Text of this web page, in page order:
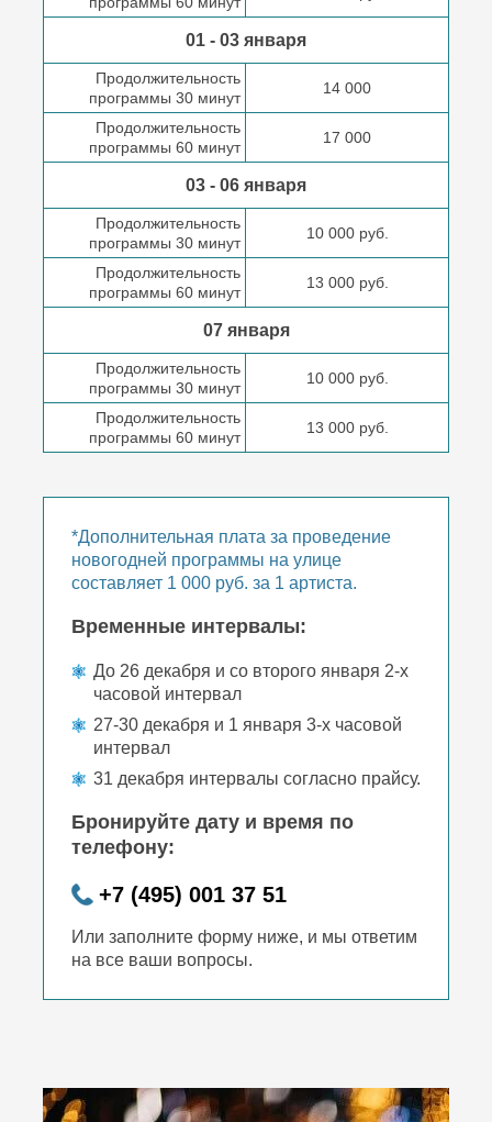
01 - 03 января
Продолжительность
программы 30 минут
14 000
Продолжительность
программы 60 минут
17 000
03 - 06 января
Продолжительность
программы 30 минут
10 000 руб.
Продолжительность
программы 60 минут
13 000 руб.
07 января
Продолжительность
программы 30 минут
10 000 руб.
Продолжительность
программы 60 минут
13 000 руб.
*Дополнительная плата за проведение
новогодней программы на улице
составляет 1 000 руб. за 1 артиста.
Временные интервалы:
До 26 декабря и со второго января 2-х
часовой интервал
27-30 декабря и 1 января 3-х часовой
интервал
31 декабря интервалы согласно прайсу.
Бронируйте дату и время по
телефону:
+7 (495) 001 37 51
Или заполните форму ниже, и мы ответим
на все ваши вопросы.